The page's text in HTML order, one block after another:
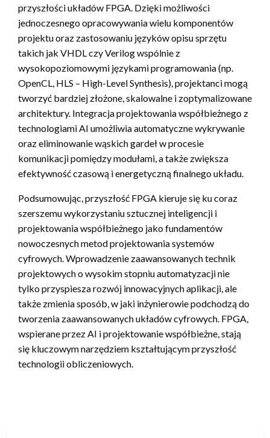
przyszłości układów FPGA. Dzięki możliwości
jednoczesnego opracowywania wielu komponentów
projektu oraz zastosowaniu języków opisu sprzętu
takich jak VHDL czy Verilog wspólnie z
wysokopoziomowymi językami programowania (np.
OpenCL, HLS – High-Level Synthesis), projektanci mogą
tworzyć bardziej złożone, skalowalne i zoptymalizowane
architektury. Integracja projektowania współbieżnego z
technologiami AI umożliwia automatyczne wykrywanie
oraz eliminowanie wąskich gardeł w procesie
komunikacji pomiędzy modułami, a także zwiększa
efektywność czasową i energetyczną finalnego układu.
Podsumowując, przyszłość FPGA kieruje się ku coraz
szerszemu wykorzystaniu sztucznej inteligencji i
projektowania współbieżnego jako fundamentów
nowoczesnych metod projektowania systemów
cyfrowych. Wprowadzenie zaawansowanych technik
projektowych o wysokim stopniu automatyzacji nie
tylko przyspiesza rozwój innowacyjnych aplikacji, ale
także zmienia sposób, w jaki inżynierowie podchodzą do
tworzenia zaawansowanych układów cyfrowych. FPGA,
wspierane przez AI i projektowanie współbieżne, stają
się kluczowym narzędziem kształtującym przyszłość
technologii obliczeniowych.